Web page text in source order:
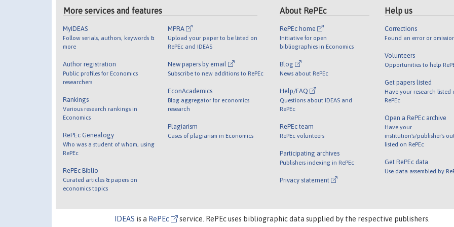
More services and features
MyIDEAS
Follow serials, authors, keywords &
more
Author registration
Public profiles for Economics
researchers
Rankings
Various research rankings in
Economics
RePEc Genealogy
Who was a student of whom, using
RePEc
RePEc Biblio
Curated articles & papers on
economics topics
MPRA
Upload your paper to be listed on
RePEc and IDEAS
New papers by email
Subscribe to new additions to RePEc
EconAcademics
Blog aggregator for economics
research
Plagiarism
Cases of plagiarism in Economics
About RePEc
RePEc home
Initiative for open
bibliographies in Economics
Blog
News about RePEc
Help/FAQ
Questions about IDEAS and
RePEc
RePEc team
RePEc volunteers
Participating archives
Publishers indexing in RePEc
Privacy statement
Help us
Corrections
Found an error or
Volunteers
Opportunities to help
Get papers listed
Have your research listed
RePEc
Open a RePEc archive
Have your
institution's/publisher's
listed on RePEc
Get RePEc data
Use data assembled by
IDEAS is a RePEc service. RePEc uses bibliographic data supplied by the respective publishers.